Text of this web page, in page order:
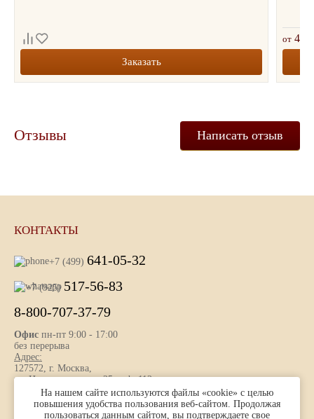
Заказать
от4
Отзывы Написать отзыв
КОНТАКТЫ
+7 (499) 641-05-32
+7 (925) 517-56-83
8-800-707-37-79
Офис пн-пт 9:00 - 17:00
без перерыва
Адрес:
127572, г. Москва,
ул. Новгородская, д. 25 , оф. 112
На нашем сайте используются файлы «cookie» с целью
повышения удобства пользования веб-сайтом. Продолжая
пользоваться данным сайтом, вы подтверждаете свое